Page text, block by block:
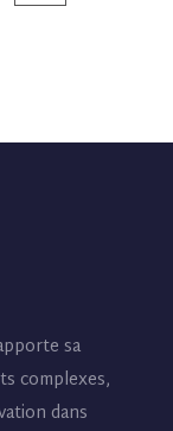
sa
complexes,
dans